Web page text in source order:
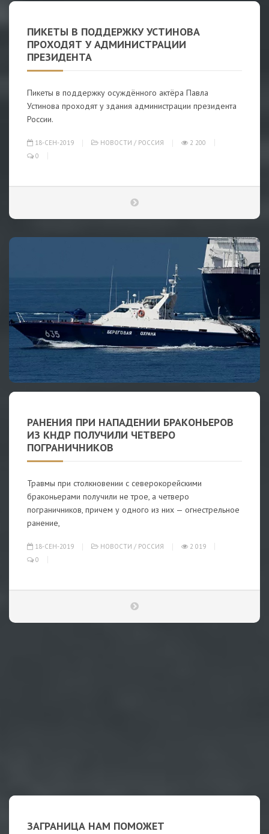
ПИКЕТЫ В ПОДДЕРЖКУ УСТИНОВА
ПРОХОДЯТ У АДМИНИСТРАЦИИ
ПРЕЗИДЕНТА
Пикеты в поддержку осуждённого актёра Павла
Устинова проходят у здания администрации президента
России.
18-СЕН-2019 НОВОСТИ / РОССИЯ
2 200
0
РАНЕНИЯ ПРИ НАПАДЕНИИ БРАКОНЬЕРОВ
ИЗ КНДР ПОЛУЧИЛИ ЧЕТВЕРО
ПОГРАНИЧНИКОВ
Травмы при столкновении с северокорейскими
браконьерами получили не трое, а четверо
пограничников, причем у одного из них — огнестрельное
ранение,
18-СЕН-2019 НОВОСТИ / РОССИЯ
2 019
0
ЗАГРАНИЦА НАМ ПОМОЖЕТ